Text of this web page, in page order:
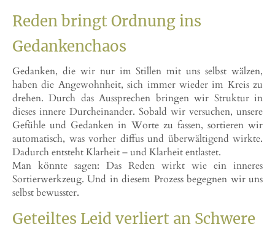
Reden bringt Ordnung ins
Gedankenchaos
Gedanken, die wir nur im Stillen mit uns selbst wälzen,
haben die Angewohnheit, sich immer wieder im Kreis zu
drehen. Durch das Aussprechen bringen wir Struktur in
dieses innere Durcheinander. Sobald wir versuchen, unsere
Gefühle und Gedanken in Worte zu fassen, sortieren wir
automatisch, was vorher diffus und überwältigend wirkte.
Dadurch entsteht Klarheit – und Klarheit entlastet.
Man könnte sagen: Das Reden wirkt wie ein inneres
Sortierwerkzeug. Und in diesem Prozess begegnen wir uns
selbst bewusster.
Geteiltes Leid verliert an Schwere